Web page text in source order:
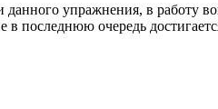
упражнения, в работу
очередь